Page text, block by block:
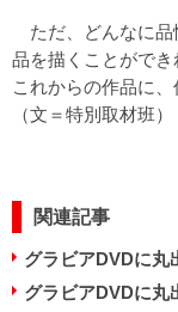
ただ、どんなに品
品を描くことができ
これからの作品に
（文＝特別取材班）
関連記事
グラビアDVDに丸
グラビアDVDに丸